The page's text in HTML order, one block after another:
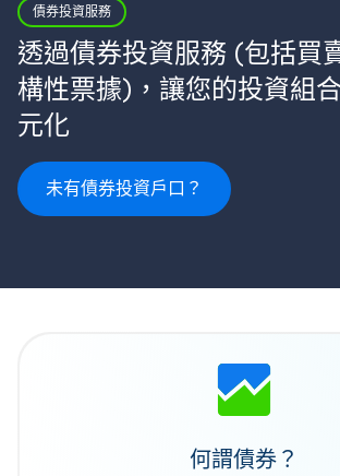
債券投資服務
透過債券投資服務 (包括買
構性票據)，讓您的投資組
元化
未有債券投資戶口？
何謂債券？